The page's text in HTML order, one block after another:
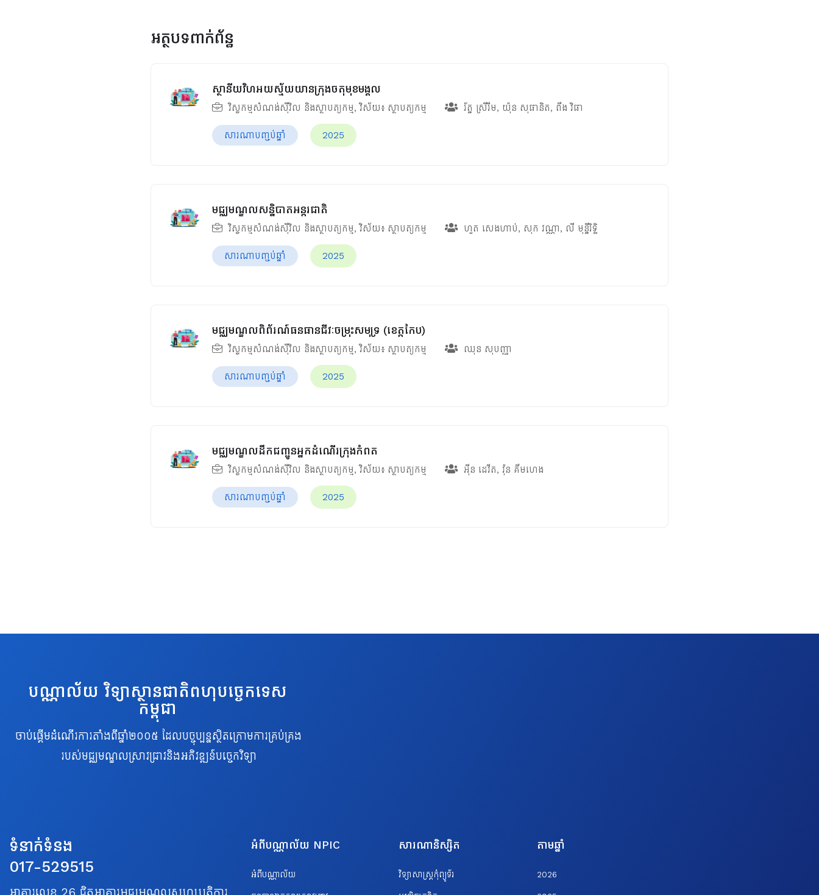
អត្ថបទពាក់ព័ន្ធ
ស្ថានីយវិហអយស្ម័យយានក្រុងចតុមុខមង្គល
វិស្វកម្មសំណង់ស៊ីវិល និងស្ថាបត្យកម្ម, វិស័យ៖ ស្ថាបត្យកម្ម រ័ត្ន ស្រីរីម, យ៉ុន សុផានិត, ពឹង វិផា
សារណាបញ្ចប់ឆ្នាំ 2025
មជ្ឈមណ្ឌលសន្និបាតអន្តរជាតិ
វិស្វកម្មសំណង់ស៊ីវិល និងស្ថាបត្យកម្ម, វិស័យ៖ ស្ថាបត្យកម្ម ហួត សេងហាប់, សុក វណ្ណា, លី មុន្នីរិទ្ធិ
សារណាបញ្ចប់ឆ្នាំ 2025
មជ្ឈមណ្ឌលពិព័រណ៍ធនធានជីវៈចម្រុះសមុទ្រ (ខេត្តកែប)
វិស្វកម្មសំណង់ស៊ីវិល និងស្ថាបត្យកម្ម, វិស័យ៖ ស្ថាបត្យកម្ម ឈុន សុបញ្ញា
សារណាបញ្ចប់ឆ្នាំ 2025
មជ្ឈមណ្ឌលដឹកជញ្ជូនអ្នកដំណើរក្រុងកំពត
វិស្វកម្មសំណង់ស៊ីវិល និងស្ថាបត្យកម្ម, វិស័យ៖ ស្ថាបត្យកម្ម អ៊ីន ដេវីត, វ៉ុន គឹមហេង
សារណាបញ្ចប់ឆ្នាំ 2025
បណ្ណាល័យ វិទ្យាស្ថានជាតិពហុបច្ចេកទេស
កម្ពុជា
ចាប់ផ្តើមដំណើរការតាំងពីឆ្នាំ២០០៥ ដែលបច្ចុប្បន្នស្ថិតក្រោមការគ្រប់គ្រង
របស់មជ្ឈមណ្ឌលស្រាវជ្រាវនិងអភិវឌ្ឍន៍បច្ចេកវិទ្យា
ទំនាក់ទំនង
017-529515
អំពីបណ្ណាល័យ NPIC
អំពីបណ្ណាល័យ
សារណានិស្សិត
វិទ្យាសាស្ត្រកុំព្យូទ័រ
តាមឆ្នាំ
2026